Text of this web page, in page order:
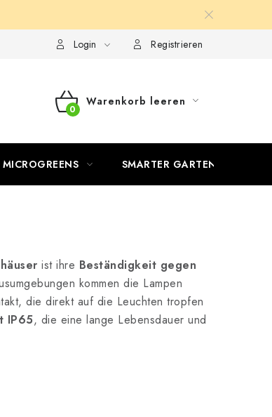
Login Registrieren
WARENKORB
Warenkorb leeren
MICROGREENS SMARTER GARTEN
ist ihre Beständigkeit gegen
kommen die Lampen
die direkt auf die Leuchten tropfen
IP65, die eine lange Lebensdauer und